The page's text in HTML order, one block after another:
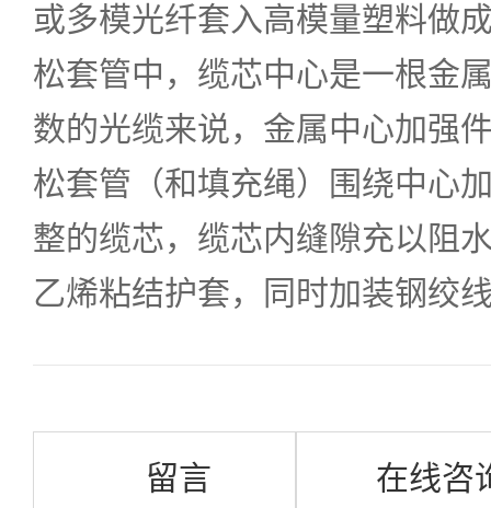
或多模光纤套入高模量塑料做
松套管中，缆芯中心是一根金
数的光缆来说，金属中心加强
松套管（和填充绳）围绕中心
整的缆芯，缆芯内缝隙充以阻
乙烯粘结护套，同时加装钢绞
留言 在线咨